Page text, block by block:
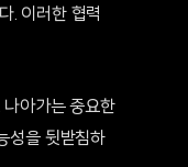
. 이러한 협력
아가는 중요한
성을 뒷받침하